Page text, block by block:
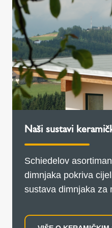
Naši sustavi
Schiedelov
dimnjaka pokriva
sustava dimnjaka za
obitelji ili čak